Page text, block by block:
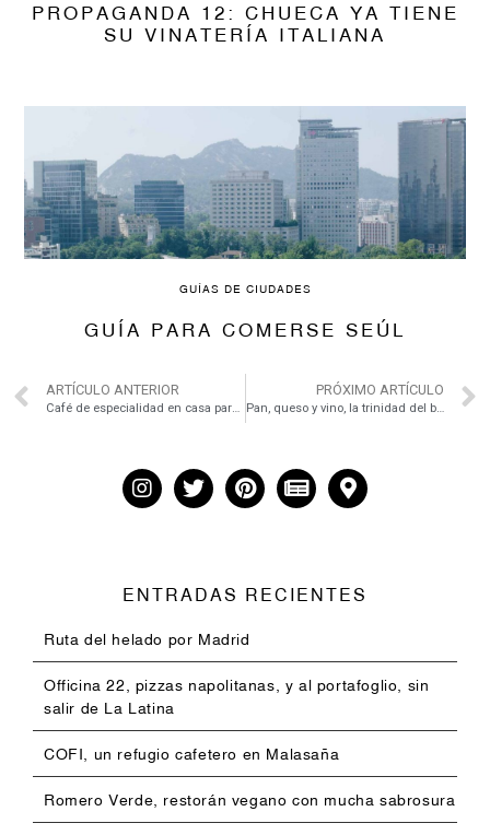
PROPAGANDA 12: CHUECA YA TIENE
SU VINATERÍA ITALIANA
GUÍAS DE CIUDADES
GUÍA PARA COMERSE SEÚL
ARTÍCULO ANTERIOR
Café de especialidad en casa para principantes
PRÓXIMO ARTÍCULO
Pan, queso y vino, la trinidad del buen comer en la Carrera de San Francisco
ENTRADAS RECIENTES
Ruta del helado por Madrid
Officina 22, pizzas napolitanas, y al portafoglio, sin
salir de La Latina
COFI, un refugio cafetero en Malasaña
Romero Verde, restorán vegano con mucha sabrosura